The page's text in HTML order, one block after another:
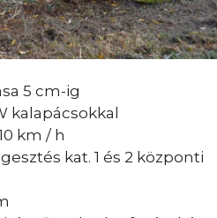
5 cm-ig
kalapácsokkal
km / h
kat. 1 és 2 központi